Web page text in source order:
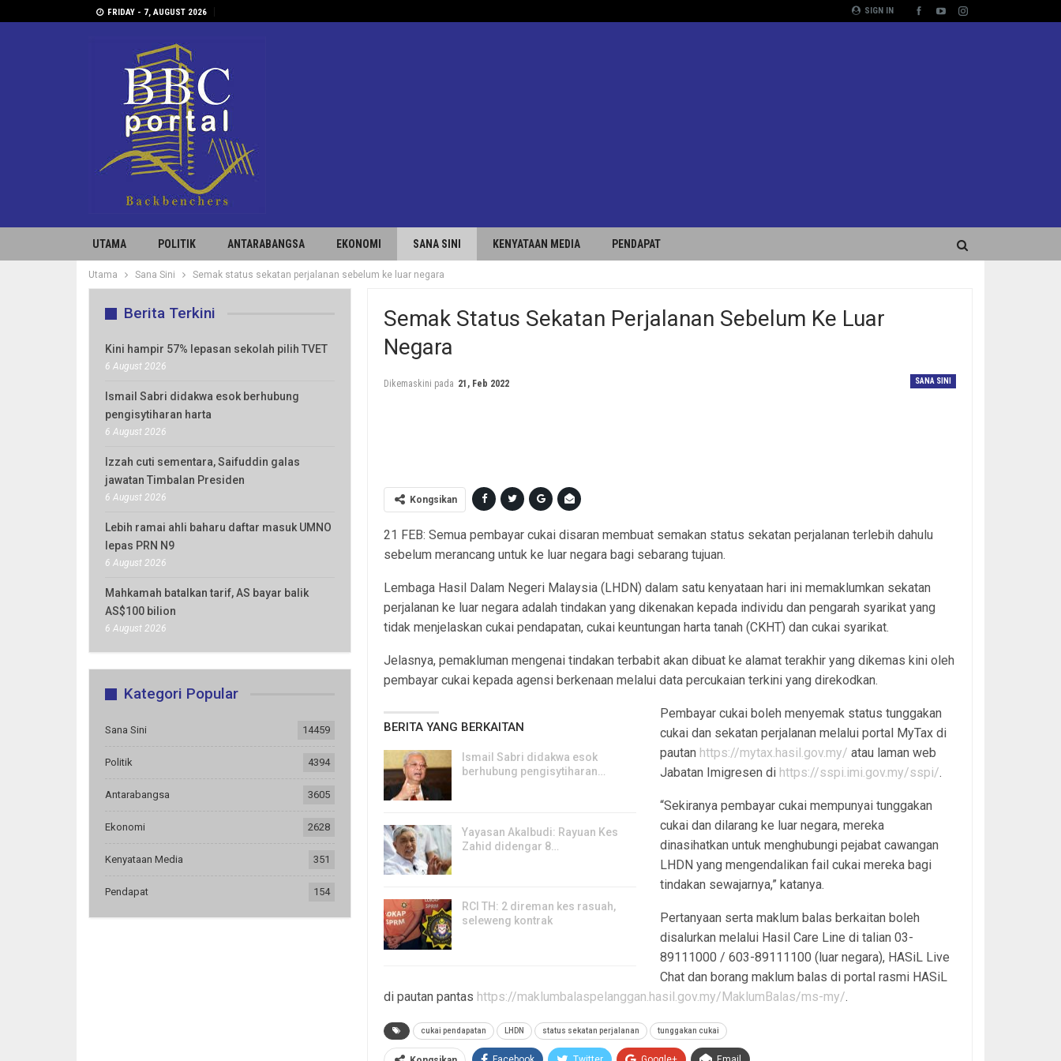
SIGN IN
FRIDAY - 7, AUGUST 2026
UTAMA POLITIK ANTARABANGSA EKONOMI SANA SINI KENYATAAN MEDIA PENDAPAT
Utama Sana Sini Semak status sekatan perjalanan sebelum ke luar negara
Semak Status Sekatan Perjalanan Sebelum Ke Luar
Negara
SANA SINI
Dikemaskini pada 21, Feb 2022
Kongsikan
21 FEB: Semua pembayar cukai disaran membuat semakan status sekatan perjalanan terlebih dahulu
sebelum merancang untuk ke luar negara bagi sebarang tujuan.
Lembaga Hasil Dalam Negeri Malaysia (LHDN) dalam satu kenyataan hari ini memaklumkan sekatan
perjalanan ke luar negara adalah tindakan yang dikenakan kepada individu dan pengarah syarikat yang
tidak menjelaskan cukai pendapatan, cukai keuntungan harta tanah (CKHT) dan cukai syarikat.
Jelasnya, pemakluman mengenai tindakan terbabit akan dibuat ke alamat terakhir yang dikemas kini oleh
pembayar cukai kepada agensi berkenaan melalui data percukaian terkini yang direkodkan.
BERITA YANG BERKAITAN
Ismail Sabri didakwa esok
berhubung pengisytiharan…
Yayasan Akalbudi: Rayuan Kes
Zahid didengar 8…
RCI TH: 2 direman kes rasuah,
seleweng kontrak
Pembayar cukai boleh menyemak status tunggakan
cukai dan sekatan perjalanan melalui portal MyTax di
pautan https://mytax.hasil.gov.my/ atau laman web
Jabatan Imigresen di https://sspi.imi.gov.my/sspi/.
“Sekiranya pembayar cukai mempunyai tunggakan
cukai dan dilarang ke luar negara, mereka
dinasihatkan untuk menghubungi pejabat cawangan
LHDN yang mengendalikan fail cukai mereka bagi
tindakan sewajarnya,” katanya.
Pertanyaan serta maklum balas berkaitan boleh
disalurkan melalui Hasil Care Line di talian 03-
89111000 / 603-89111100 (luar negara), HASiL Live
Chat dan borang maklum balas di portal rasmi HASiL
di pautan pantas https://maklumbalaspelanggan.hasil.gov.my/MaklumBalas/ms-my/.
cukai pendapatan LHDN status sekatan perjalanan tunggakan cukai
Berita Terkini
Kini hampir 57% lepasan sekolah pilih TVET
6 August 2026
Ismail Sabri didakwa esok berhubung
pengisytiharan harta
6 August 2026
Izzah cuti sementara, Saifuddin galas
jawatan Timbalan Presiden
6 August 2026
Lebih ramai ahli baharu daftar masuk UMNO
lepas PRN N9
6 August 2026
Mahkamah batalkan tarif, AS bayar balik
AS$100 bilion
6 August 2026
Kategori Popular
Sana Sini 14459
Politik 4394
Antarabangsa 3605
Ekonomi 2628
Kenyataan Media 351
Pendapat 154